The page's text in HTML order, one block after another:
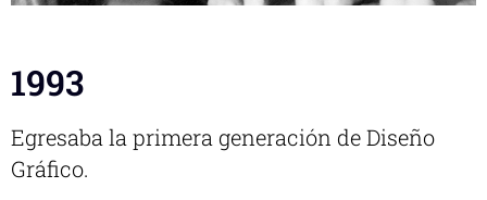
1993
Egresaba la primera generación de Diseño
Gráfico.